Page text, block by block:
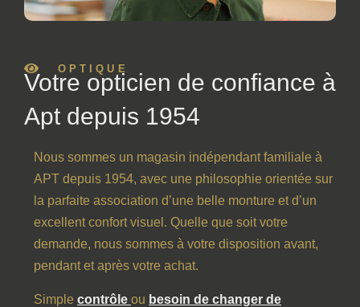
OPTIQUE
Votre opticien de confiance à
Apt depuis 1954
Nous sommes un magasin indépendant familiale à
APT depuis 1954, avec une philosophie orientée sur
la parfaite association d’une belle monture et d’un
excellent confort visuel. Quelle que soit votre
demande, nous sommes à votre disposition avant,
pendant et après votre achat.
Simple contrôle ou besoin de changer de